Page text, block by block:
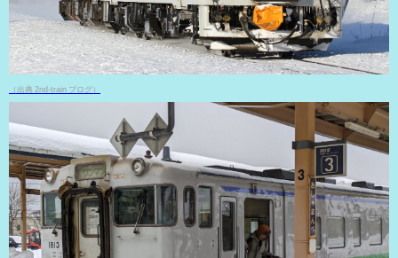
（出典 2nd-train ブログ）